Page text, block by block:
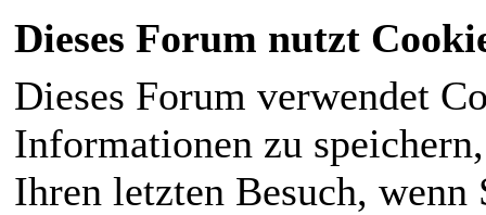
Dieses Forum nutzt
Dieses Forum verwendet
Informationen zu
Ihren letzten Besuch,